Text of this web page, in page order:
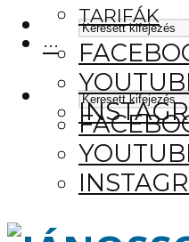
TARIFÁK
···